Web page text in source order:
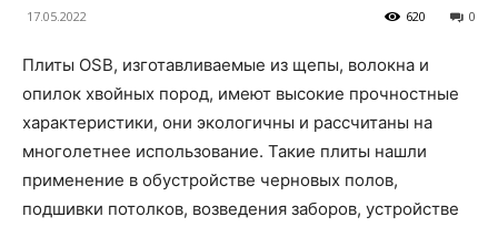
17.05.2022 0
620
Плиты OSB, изготавливаемые из щепы, волокна и
опилок хвойных пород, имеют высокие прочностные
характеристики, они экологичны и рассчитаны на
многолетнее использование. Такие плиты нашли
применение в обустройстве черновых полов,
подшивки потолков, возведения заборов, устройстве